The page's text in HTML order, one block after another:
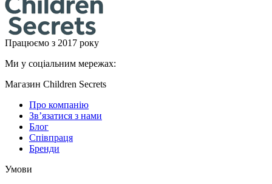
Працюємо з 2017 року
Ми у соціальним мережах:
Магазин Children Secrets
Про компанію
Зв’язатися з нами
Блог
Співпраця
Бренди
Умови